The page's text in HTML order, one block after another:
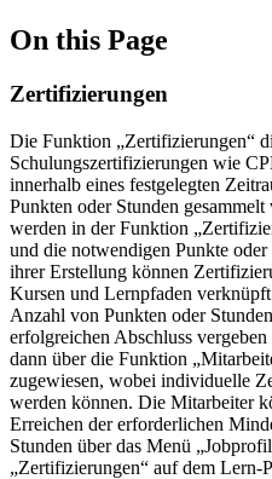
On this Page
Zertifizierungen
Die Funktion „Zertifizierungen“
Schulungszertifizierungen wie
innerhalb eines festgelegten
Punkten oder Stunden
werden in der Funktion
und die notwendigen Punkte
ihrer Erstellung können
Kursen und Lernpfaden
Anzahl von Punkten oder
erfolgreichen Abschluss
dann über die Funktion
zugewiesen, wobei individuelle
werden können. Die Mitarbeiter
Erreichen der erforderlichen
Stunden über das Menü
„Zertifizierungen“ auf dem Lern-